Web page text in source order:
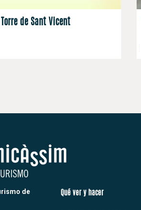
de Sant Vicent
de
Qué ver y hacer